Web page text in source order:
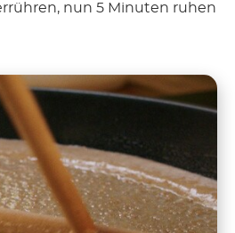
nun 5 Minuten ruhen